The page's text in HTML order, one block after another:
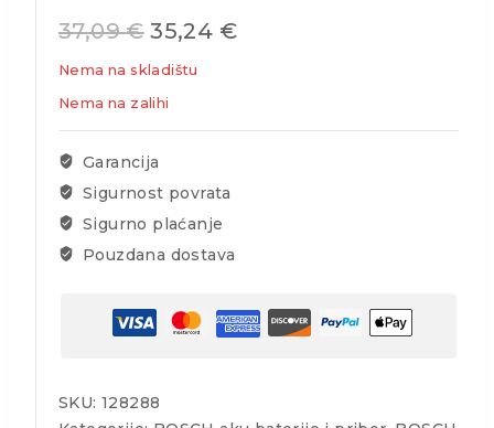
37,09€ 35,24 €
Nema na skladištu
Nema na zalihi
Garancija
Sigurnost povrata
Sigurno plaćanje
Pouzdana dostava
SKU: 128288